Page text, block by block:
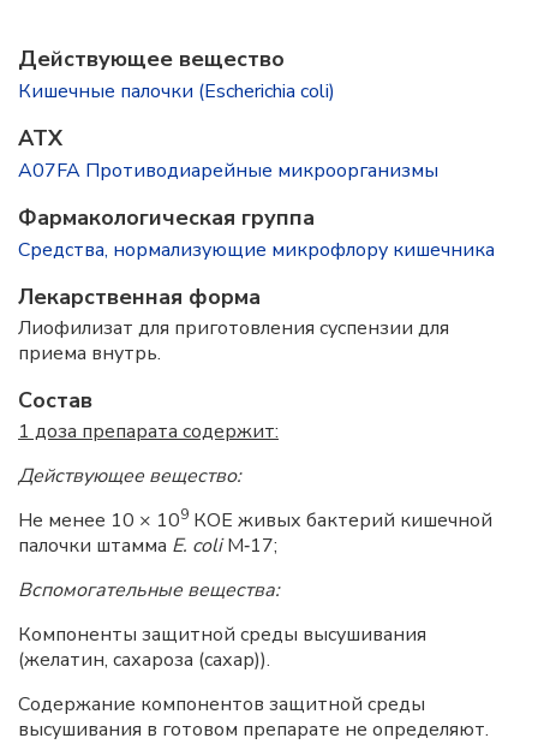
Действующее вещество
Кишечные палочки (Escherichia coli)
ATX
A07FA Противодиарейные микроорганизмы
Фармакологическая группа
Средства, нормализующие микрофлору кишечника
Лекарственная форма
Лиофилизат для приготовления суспензии для
приема внутрь.
Состав
1 доза препарата содержит:
Действующее вещество:
Не менее 10 × 109 КОЕ живых бактерий кишечной
палочки штамма Е. coliМ‑17;
Вспомогательные вещества:
Компоненты защитной среды высушивания
(желатин, сахароза (сахар)).
Содержание компонентов защитной среды
высушивания в готовом препарате не определяют.